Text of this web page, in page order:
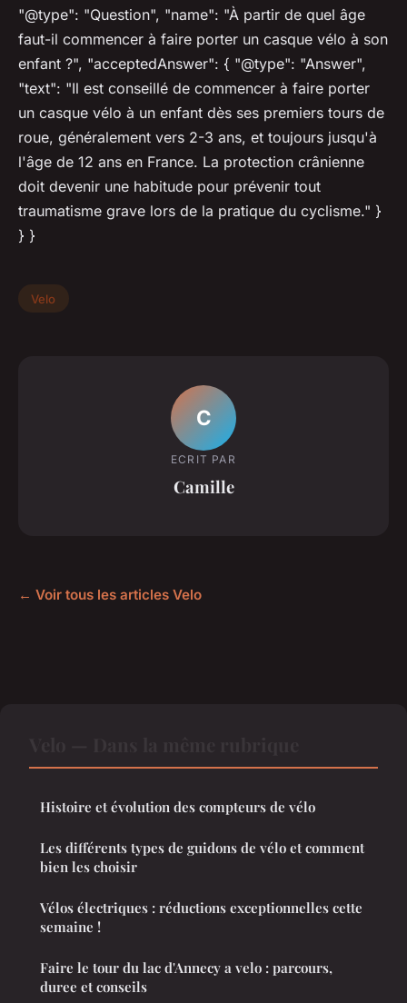
"@type": "Question", "name": "À partir de quel âge
faut-il commencer à faire porter un casque vélo à son
enfant ?", "acceptedAnswer": { "@type": "Answer",
"text": "Il est conseillé de commencer à faire porter
un casque vélo à un enfant dès ses premiers tours de
roue, généralement vers 2-3 ans, et toujours jusqu'à
l'âge de 12 ans en France. La protection crânienne
doit devenir une habitude pour prévenir tout
traumatisme grave lors de la pratique du cyclisme." }
} }
Velo
C
ECRIT PAR
Camille
← Voir tous les articles Velo
Histoire et évolution des compteurs de vélo
Les différents types de guidons de vélo et comment
bien les choisir
Vélos électriques : réductions exceptionnelles cette
semaine !
Faire le tour du lac d'Annecy a velo : parcours,
duree et conseils